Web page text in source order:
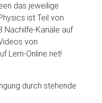
das jeweilige
ist Teil von
Nachilfe-Kanäle auf
von
Lern-Online.net!
durch stehende